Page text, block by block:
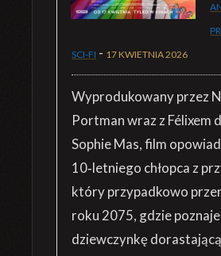
SCI-FI - 17 KWIETNIA 2026
Wyprodukowany przez
Portman wraz z Félixem
Sophie Mas, film
10‑letniego chłopca z
który przypadkowo
roku 2075, gdzie
dziewczynkę